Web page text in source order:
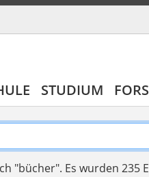
STUDIUM
"bücher". Es wurden 235